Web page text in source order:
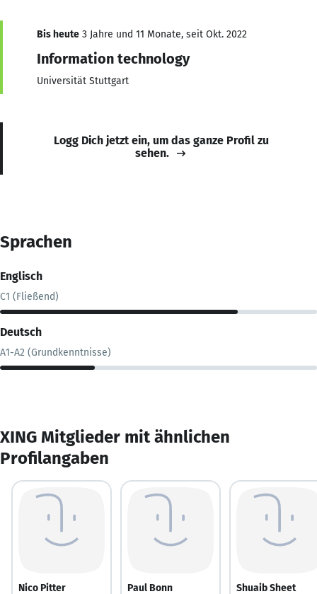
Bis heute 3 Jahre und 11 Monate, seit Okt. 2022
Information technology
Universität Stuttgart
Logg Dich jetzt ein, um das ganze Profil zu
sehen.
Sprachen
Englisch
C1 (Fließend)
Deutsch
A1-A2 (Grundkenntnisse)
XING Mitglieder mit ähnlichen
Profilangaben
Nico Pitter Paul Bonn Shuaib Sheet